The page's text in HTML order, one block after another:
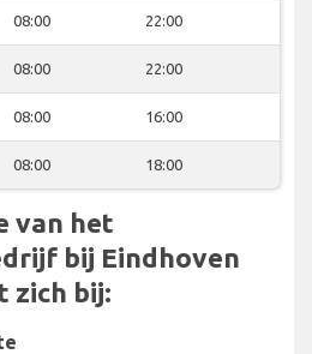
08:00 22:00
08:00 22:00
08:00 16:00
08:00 18:00
van het
bij Eindhoven
zich bij: